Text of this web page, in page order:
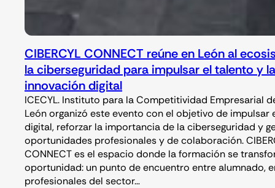
CIBERCYL CONNECT reúne en León al
la ciberseguridad para impulsar el talento y la
innovación digital
ICECYL. Instituto para la Competitividad Empresarial
León organizó este evento con el objetivo de impulsar
digital, reforzar la importancia de la ciberseguridad y
oportunidades profesionales y de colaboración.
CONNECT es el espacio donde la formación se
oportunidad: un punto de encuentro entre alumnado,
profesionales del sector…